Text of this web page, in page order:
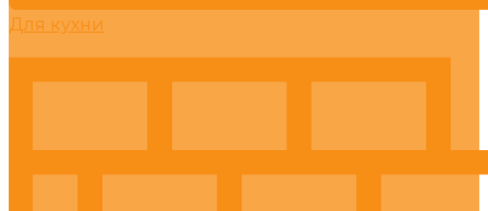
Для кухни